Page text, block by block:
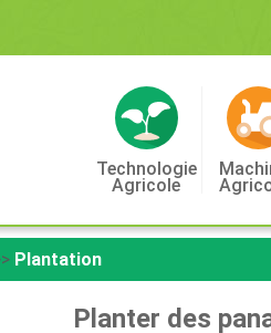
Technologie
Agricole
Plantation
Planter des